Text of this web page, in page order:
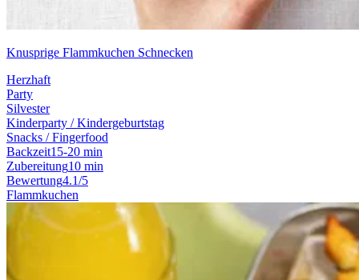
Knusprige Flammkuchen Schnecken
Herzhaft
Party
Silvester
Kinderparty / Kindergeburtstag
Snacks / Fingerfood
Backzeit15-20 min
Zubereitung10 min
Bewertung4.1/5
Flammkuchen